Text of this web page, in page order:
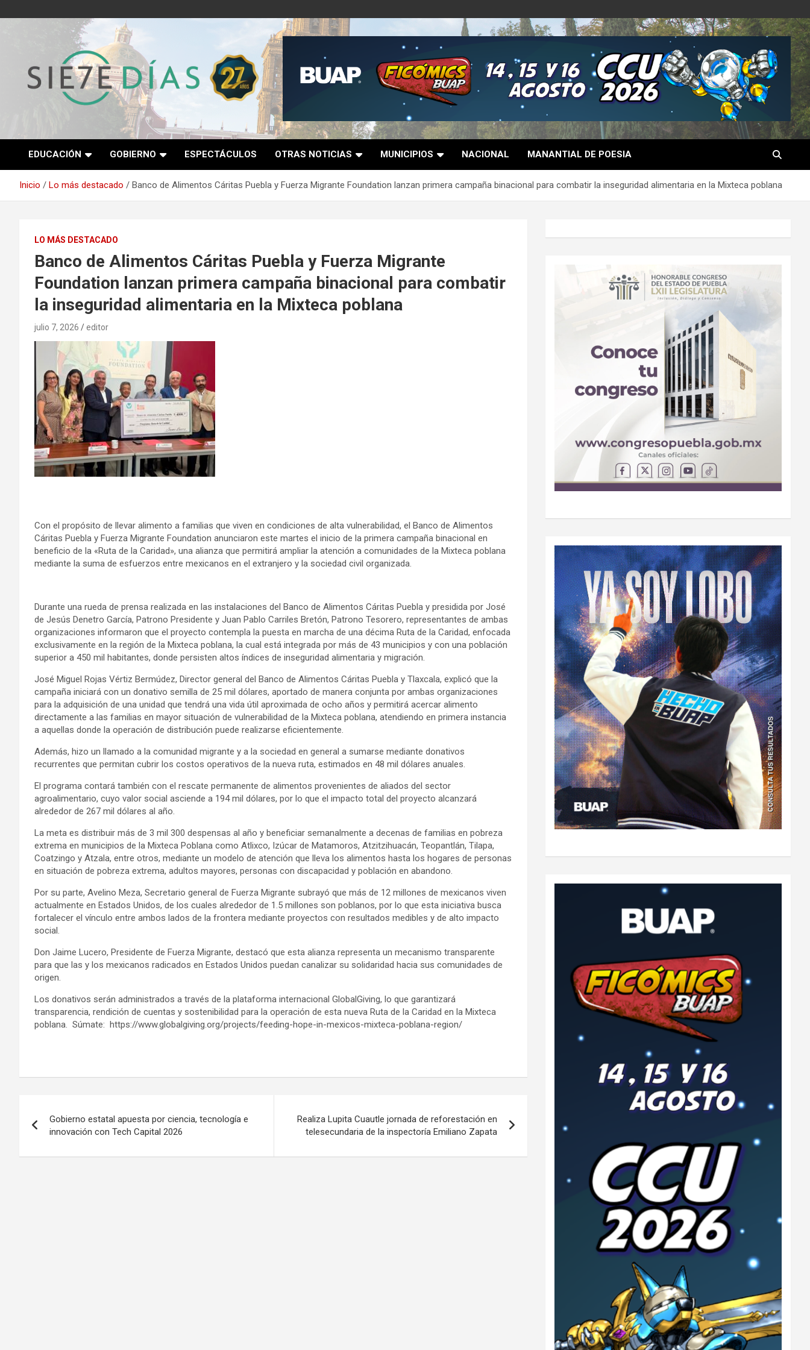
al
Semanario 7 Días
EDUCACIÓN GOBIERNO ESPECTÁCULOS OTRAS NOTICIAS MUNICIPIOS NACIONAL MANANTIAL DE POESIA
Inicio Lo más destacado Banco de Alimentos Cáritas Puebla y Fuerza Migrante Foundation lanzan primera campaña binacional para combatir la inseguridad alimentaria en la Mixteca poblana
LO MÁS DESTACADO
Banco de Alimentos Cáritas Puebla y Fuerza Migrante
Foundation lanzan primera campaña binacional para combatir
la inseguridad alimentaria en la Mixteca poblana
julio 7, 2026 editor
Con el propósito de llevar alimento a familias que viven en condiciones de alta vulnerabilidad, el Banco de Alimentos
Cáritas Puebla y Fuerza Migrante Foundation anunciaron este martes el inicio de la primera campaña binacional en
beneficio de la «Ruta de la Caridad», una alianza que permitirá ampliar la atención a comunidades de la Mixteca poblana
mediante la suma de esfuerzos entre mexicanos en el extranjero y la sociedad civil organizada.
Durante una rueda de prensa realizada en las instalaciones del Banco de Alimentos Cáritas Puebla y presidida por José
de Jesús Denetro García, Patrono Presidente y Juan Pablo Carriles Bretón, Patrono Tesorero, representantes de ambas
organizaciones informaron que el proyecto contempla la puesta en marcha de una décima Ruta de la Caridad, enfocada
exclusivamente en la región de la Mixteca poblana, la cual está integrada por más de 43 municipios y con una población
superior a 450 mil habitantes, donde persisten altos índices de inseguridad alimentaria y migración.
José Miguel Rojas Vértiz Bermúdez, Director general del Banco de Alimentos Cáritas Puebla y Tlaxcala, explicó que la
campaña iniciará con un donativo semilla de 25 mil dólares, aportado de manera conjunta por ambas organizaciones
para la adquisición de una unidad que tendrá una vida útil aproximada de ocho años y permitirá acercar alimento
directamente a las familias en mayor situación de vulnerabilidad de la Mixteca poblana, atendiendo en primera instancia
a aquellas donde la operación de distribución puede realizarse eficientemente.
Además, hizo un llamado a la comunidad migrante y a la sociedad en general a sumarse mediante donativos
recurrentes que permitan cubrir los costos operativos de la nueva ruta, estimados en 48 mil dólares anuales.
El programa contará también con el rescate permanente de alimentos provenientes de aliados del sector
agroalimentario, cuyo valor social asciende a 194 mil dólares, por lo que el impacto total del proyecto alcanzará
alrededor de 267 mil dólares al año.
La meta es distribuir más de 3 mil 300 despensas al año y beneficiar semanalmente a decenas de familias en pobreza
extrema en municipios de la Mixteca Poblana como Atlixco, Izúcar de Matamoros, Atzitzihuacán, Teopantlán, Tilapa,
Coatzingo y Atzala, entre otros, mediante un modelo de atención que lleva los alimentos hasta los hogares de personas
en situación de pobreza extrema, adultos mayores, personas con discapacidad y población en abandono.
Por su parte, Avelino Meza, Secretario general de Fuerza Migrante subrayó que más de 12 millones de mexicanos viven
actualmente en Estados Unidos, de los cuales alrededor de 1.5 millones son poblanos, por lo que esta iniciativa busca
fortalecer el vínculo entre ambos lados de la frontera mediante proyectos con resultados medibles y de alto impacto
social.
Don Jaime Lucero, Presidente de Fuerza Migrante, destacó que esta alianza representa un mecanismo transparente
para que las y los mexicanos radicados en Estados Unidos puedan canalizar su solidaridad hacia sus comunidades de
origen.
Los donativos serán administrados a través de la plataforma internacional GlobalGiving, lo que garantizará
transparencia, rendición de cuentas y sostenibilidad para la operación de esta nueva Ruta de la Caridad en la Mixteca
poblana. Súmate: https://www.globalgiving.org/projects/feeding-hope-in-mexicos-mixteca-poblana-region/
de
entradas
Gobierno estatal apuesta por ciencia, tecnología e
innovación con Tech Capital 2026
Realiza Lupita Cuautle jornada de reforestación en
telesecundaria de la inspectoría Emiliano Zapata